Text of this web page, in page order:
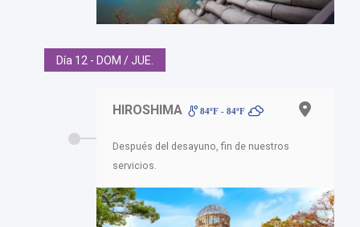
Día 12 - DOM / JUE.
HIROSHIMA 84ºF - 84ºF
Después del desayuno, fin de nuestros
servicios.